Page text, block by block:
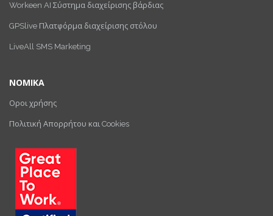
Workeen AI Σύστημα διαχείρισης βάρδιας
GPSlive Πλατφόρμα διαχείρισης στόλου
LiveAll SMS Marketing
ΝΟΜΙΚΑ
Οροι χρήσης
Πολιτική Απορρήτου και Cookies